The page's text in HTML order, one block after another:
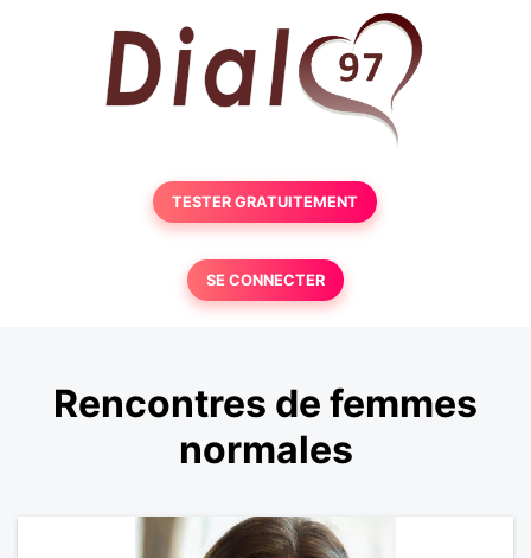
TESTER GRATUITEMENT
SE CONNECTER
Rencontres de femmes
normales